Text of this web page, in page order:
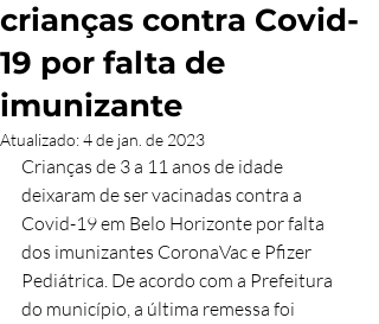
crianças contra Covid-
19 por falta de
imunizante
Atualizado:4 de jan. de 2023
Crianças de 3 a 11 anos de idade
deixaram de ser vacinadas contra a
Covid-19 em Belo Horizonte por falta
dos imunizantes CoronaVac e Pfizer
Pediátrica. De acordo com a Prefeitura
do município, a última remessa foi